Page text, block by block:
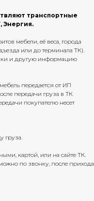
транспортные
Энергия.
мебели, её веса, города
или до терминала ТК).
и другую информацию
передается от ИП
передачи груза в ТК
покупателю несет
груза.
картой, или на сайте ТК.
по звонку, после прихода